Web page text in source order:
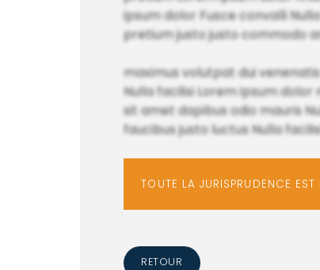
ipsum dolor Fusce convalli
pretium justo justo commodo
maximus volutpat dui
Nulla facilisi Lorem ipsum
sit amet dapibus odio mauris
faucibus justo luctus Nulla
TOUTE LA JURISPRUDENCE
RETOUR